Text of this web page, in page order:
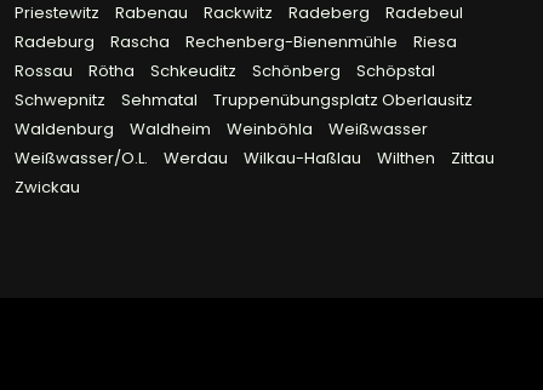
Priestewitz
Rabenau Rackwitz Radeberg
Radebeul
Radeburg
Rascha Rechenberg-Bienenmühle
Riesa
Rossau
Rötha Schkeuditz Schönberg
Schöpstal
Schwepnitz
Sehmatal
Truppenübungsplatz Oberlausitz
Waldenburg
Waldheim Weinböhla
Weißwasser
Weißwasser/O.L.
Werdau Wilkau-Haßlau Wilthen
Zittau
Zwickau